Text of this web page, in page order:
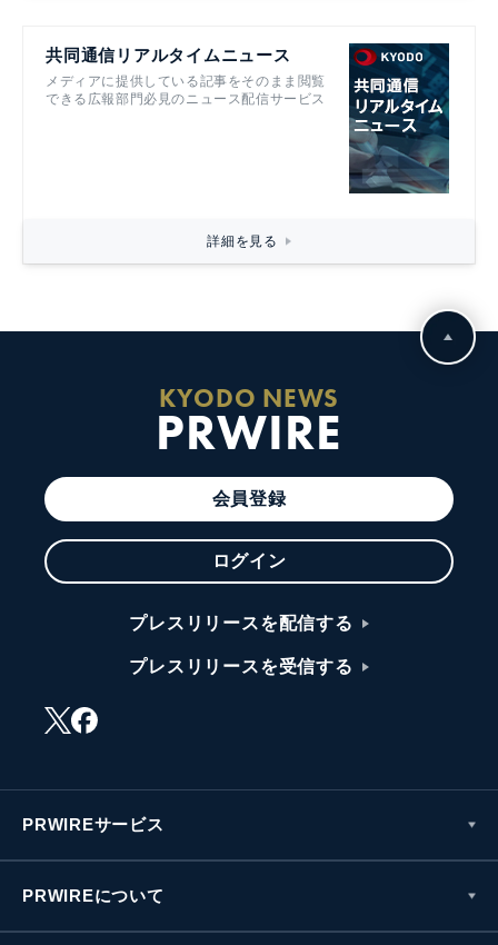
共同通信リアルタイムニュース
メディアに提供している記事をそのまま閲覧
できる広報部門必見のニュース配信サービス
詳細を見る
KYODO NEWS
PRWIRE
会員登録
ログイン
プレスリリースを配信する
プレスリリースを受信する
PRWIREサービス
PRWIREについて